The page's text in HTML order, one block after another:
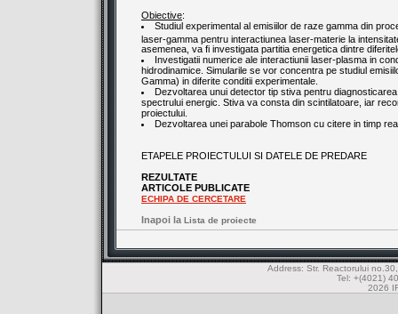
Obiective:
Studiul experimental al emisiilor de raze gamma din
laser-gamma pentru interactiunea laser-materie la
asemenea, va fi investigata partitia energetica dintre
Investigatii numerice ale interactiunii laser-plasma in
hidrodinamice. Simularile se vor concentra pe studiul
Gamma) in diferite conditii experimentale.
Dezvoltarea unui detector tip stiva pentru
spectrului energic. Stiva va consta din scintilatoare, iar
proiectului.
Dezvoltarea unei parabole Thomson cu citere in timp
ETAPELE PROIECTULUI SI DATELE DE PREDARE
REZULTATE
ARTICOLE PUBLICATE
ECHIPA DE CERCETARE
Inapoi la Lista de proiecte
Address: Str. Reactorului
Tel: +(4021)
2026